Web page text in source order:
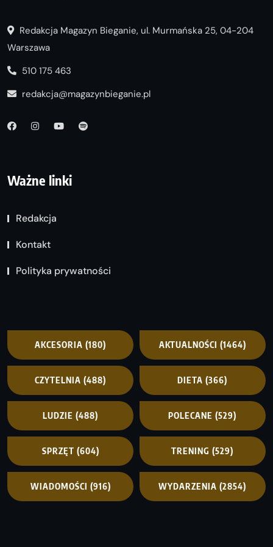
Redakcja Magazyn Bieganie, ul. Murmańska 25, 04-204
Warszawa
510 175 463
redakcja@magazynbieganie.pl
Ważne linki
Redakcja
Kontakt
Polityka prywatności
AKCESORIA (180) AKTUALNOŚCI (1464)
CZYTELNIA (488) DIETA (366)
LUDZIE (488) POLECANE (529)
SPRZĘT (604) TRENING (529)
WIADOMOŚCI (916) WYDARZENIA (2854)